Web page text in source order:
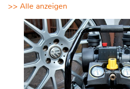
>> Alle anzeigen